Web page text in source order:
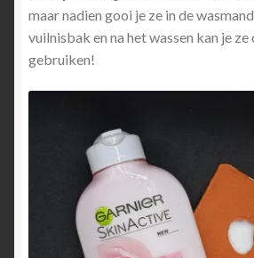
maar nadien gooi je ze in de
vuilnisbak en na het wassen kan je ze
gebruiken!